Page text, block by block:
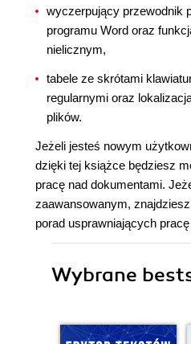
wyczerpujący przewodnik
programu Word oraz
nielicznym,
tabele ze skrótami
regularnymi oraz
plików.
Jeżeli jesteś nowym
dzięki tej książce będziesz
pracę nad dokumentami.
zaawansowanym,
porad usprawniających
Wybrane